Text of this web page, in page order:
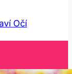
Očí